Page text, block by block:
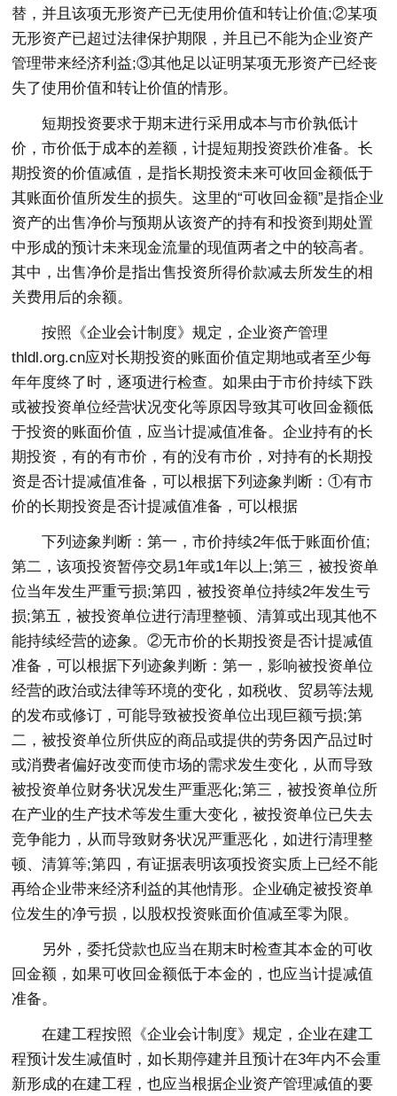
替，并且该项无形资产已无使用价值和转让价值;②某项
无形资产已超过法律保护期限，并且已不能为企业资产
管理带来经济利益;③其他足以证明某项无形资产已经丧
失了使用价值和转让价值的情形。
短期投资要求于期末进行采用成本与市价孰低计
价，市价低于成本的差额，计提短期投资跌价准备。长
期投资的价值减值，是指长期投资未来可收回金额低于
其账面价值所发生的损失。这里的“可收回金额”是指企业
资产的出售净价与预期从该资产的持有和投资到期处置
中形成的预计未来现金流量的现值两者之中的较高者。
其中，出售净价是指出售投资所得价款减去所发生的相
关费用后的余额。
按照《企业会计制度》规定，企业资产管理
thldl.org.cn应对长期投资的账面价值定期地或者至少每
年年度终了时，逐项进行检查。如果由于市价持续下跌
或被投资单位经营状况变化等原因导致其可收回金额低
于投资的账面价值，应当计提减值准备。企业持有的长
期投资，有的有市价，有的没有市价，对持有的长期投
资是否计提减值准备，可以根据下列迹象判断：①有市
价的长期投资是否计提减值准备，可以根据
下列迹象判断：第一，市价持续2年低于账面价值;
第二，该项投资暂停交易1年或1年以上;第三，被投资单
位当年发生严重亏损;第四，被投资单位持续2年发生亏
损;第五，被投资单位进行清理整顿、清算或出现其他不
能持续经营的迹象。②无市价的长期投资是否计提减值
准备，可以根据下列迹象判断：第一，影响被投资单位
经营的政治或法律等环境的变化，如税收、贸易等法规
的发布或修订，可能导致被投资单位出现巨额亏损;第
二，被投资单位所供应的商品或提供的劳务因产品过时
或消费者偏好改变而使市场的需求发生变化，从而导致
被投资单位财务状况发生严重恶化;第三，被投资单位所
在产业的生产技术等发生重大变化，被投资单位已失去
竞争能力，从而导致财务状况严重恶化，如进行清理整
顿、清算等;第四，有证据表明该项投资实质上已经不能
再给企业带来经济利益的其他情形。企业确定被投资单
位发生的净亏损，以股权投资账面价值减至零为限。
另外，委托贷款也应当在期末时检查其本金的可收
回金额，如果可收回金额低于本金的，也应当计提减值
准备。
在建工程按照《企业会计制度》规定，企业在建工
程预计发生减值时，如长期停建并且预计在3年内不会重
新形成的在建工程，也应当根据企业资产管理减值的要